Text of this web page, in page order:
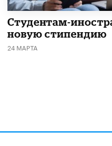
Студентам-
новую стипендию
24 МАРТА